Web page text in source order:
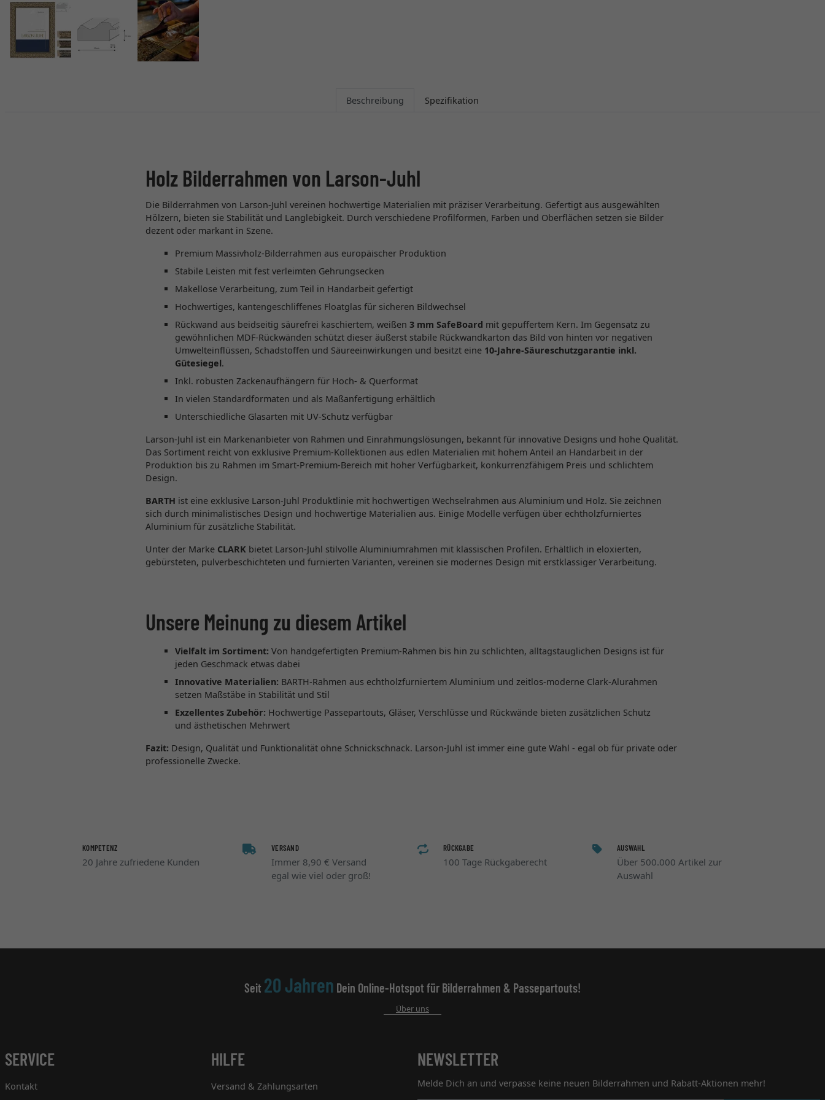
Beschreibung Spezifikation
Holz Bilderrahmen von Larson-Juhl
Die Bilderrahmen von Larson-Juhl vereinen hochwertige Materialien mit präziser Verarbeitung. Gefertigt aus ausgewählten
Hölzern, bieten sie Stabilität und Langlebigkeit. Durch verschiedene Profilformen, Farben und Oberflächen setzen sie Bilder
dezent oder markant in Szene.
Premium Massivholz-Bilderrahmen aus europäischer Produktion
Stabile Leisten mit fest verleimten Gehrungsecken
Makellose Verarbeitung, zum Teil in Handarbeit gefertigt
Hochwertiges, kantengeschliffenes Floatglas für sicheren Bildwechsel
Rückwand aus beidseitig säurefrei kaschiertem, weißen3 mm SafeBoard mit gepuffertem Kern. Im Gegensatz zu
gewöhnlichen MDF-Rückwänden schützt dieser äußerst stabile Rückwandkarton das Bild von hinten vor negativen
Umwelteinflüssen, Schadstoffen und Säureeinwirkungen und besitzt eine 10-Jahre-Säureschutzgarantie inkl.
Gütesiegel.
Inkl. robusten Zackenaufhängern für Hoch- & Querformat
In vielen Standardformaten und als Maßanfertigung erhältlich
Unterschiedliche Glasarten mit UV-Schutz verfügbar
Larson-Juhl ist ein Markenanbieter von Rahmen und Einrahmungslösungen, bekannt für innovative Designs und hohe Qualität.
Das Sortiment reicht von exklusive Premium-Kollektionen aus edlen Materialien mit hohem Anteil an Handarbeit in der
Produktion bis zu Rahmen im Smart-Premium-Bereich mit hoher Verfügbarkeit, konkurrenzfähigem Preis und schlichtem
Design.
BARTH ist eine exklusive Larson-Juhl Produktlinie mit hochwertigen Wechselrahmen aus Aluminium und Holz. Sie zeichnen
sich durch minimalistisches Design und hochwertige Materialien aus. Einige Modelle verfügen über echtholzfurniertes
Aluminium für zusätzliche Stabilität.
Unter der Marke CLARK bietet Larson-Juhl stilvolle Aluminiumrahmen mit klassischen Profilen. Erhältlich in eloxierten,
gebürsteten, pulverbeschichteten und furnierten Varianten, vereinen sie modernes Design mit erstklassiger Verarbeitung.
Unsere Meinung zu diesem Artikel
Vielfalt im Sortiment: Von handgefertigten Premium-Rahmen bis hin zu schlichten, alltagstauglichen Designs ist für
jeden Geschmack etwas dabei
Innovative Materialien: BARTH-Rahmen aus echtholzfurniertem Aluminium und zeitlos-moderne Clark-Alurahmen
setzen Maßstäbe in Stabilität und Stil
Exzellentes Zubehör: Hochwertige Passepartouts, Gläser, Verschlüsse und Rückwände bieten zusätzlichen Schutz
und ästhetischen Mehrwert
Fazit: Design, Qualität und Funktionalität ohne Schnickschnack. Larson-Juhl ist immer eine gute Wahl - egal ob für private oder
professionelle Zwecke.
KOMPETENZ
20 Jahre zufriedene Kunden
VERSAND
Immer 8,90 € Versand
egal wie viel oder groß!
RÜCKGABE
100 Tage Rückgaberecht
AUSWAHL
Über 500.000 Artikel zur
Auswahl
Seit 20 Jahren Dein Online-Hotspot für Bilderrahmen & Passepartouts!
Über uns
SERVICE
Kontakt
HILFE
Versand & Zahlungsarten
NEWSLETTER
Melde Dich an und verpasse keine neuen Bilderrahmen und Rabatt-Aktionen mehr!